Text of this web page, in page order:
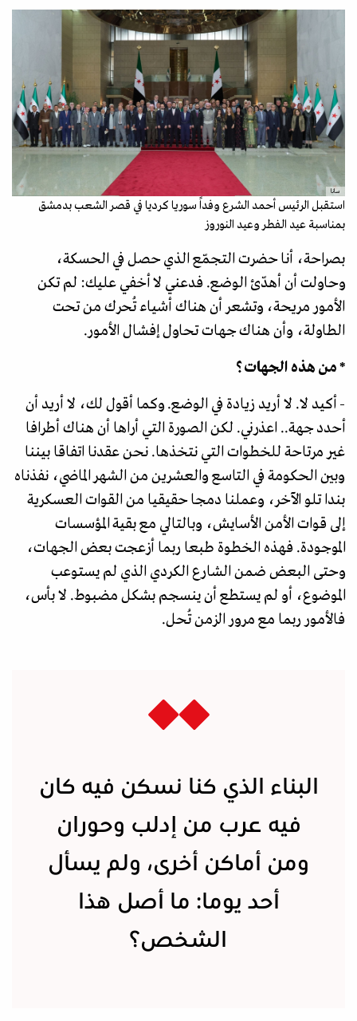
سانا
استقبل الرئيس أحمد الشرع وفداً سوريا كرديا في قصر الشعب بدمشق
بمناسبة عيد الفطر وعيد النوروز
بصراحة، أنا حضرت التجمّع الذي حصل في الحسكة،
وحاولت أن أهدّئ الوضع. فدعني لا أخفي عليك: لم تكن
الأمور مريحة، وتشعر أن هناك أشياء تُحرك من تحت
الطاولة، وأن هناك جهات تحاول إفشال الأمور.
* من هذه الجهات؟
- أكيد لا. لا أريد زيادة في الوضع. وكما أقول لك، لا أريد أن
أحدد جهة.. اعذرني. لكن الصورة التي أراها أن هناك أطرافا
غير مرتاحة للخطوات التي نتخذها. نحن عقدنا اتفاقا بيننا
وبين الحكومة في التاسع والعشرين من الشهر الماضي، نفذناه
بندا تلو الآخر، وعملنا دمجا حقيقيا من القوات العسكرية
إلى قوات الأمن الأسايش، وبالتالي مع بقية المؤسسات
الموجودة. فهذه الخطوة طبعا ربما أزعجت بعض الجهات،
وحتى البعض ضمن الشارع الكردي الذي لم يستوعب
الموضوع، أو لم يستطع أن ينسجم بشكل مضبوط. لا بأس،
فالأمور ربما مع مرور الزمن تُحل.
البناء الذي كنا نسكن فيه كان
فيه عرب من إدلب وحوران
ومن أماكن أخرى، ولم يسأل
أحد يوما: ما أصل هذا
الشخص؟